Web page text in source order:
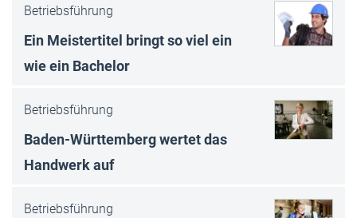
Betriebsführung
Ein Meistertitel bringt so viel ein
wie ein Bachelor
Betriebsführung
Baden-Württemberg wertet das
Handwerk auf
Betriebsführung